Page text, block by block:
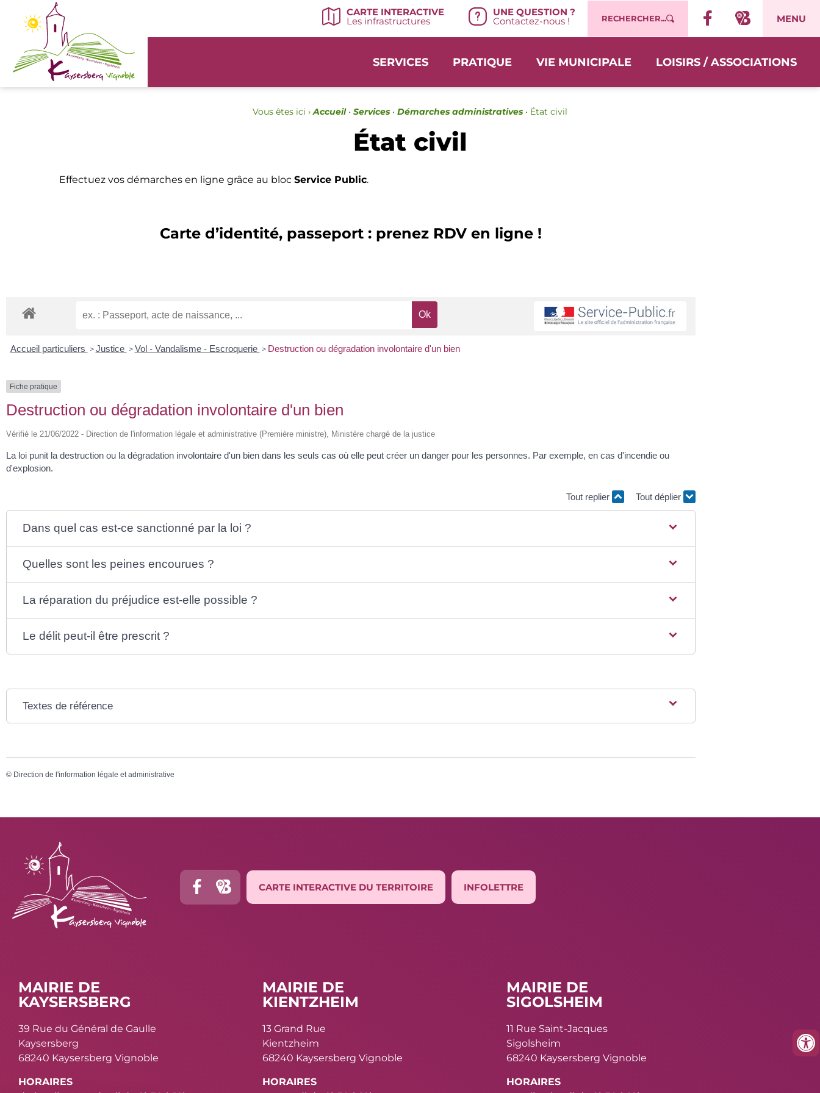
CARTE INTERACTIVE
Les infrastructures
UNE QUESTION ?
Contactez-nous ! RECHERCHER... MENU
SERVICES PRATIQUE VIE MUNICIPALE LOISIRS / ASSOCIATIONS
Vous êtes ici › Accueil• Services • Démarches administratives • État civil
État civil
Effectuez vos démarches en ligne grâce au bloc Service Public.
Carte d’identité, passeport : prenez RDV en ligne !
Accueil particuliers > Justice > Vol - Vandalisme - Escroquerie > Destruction ou dégradation involontaire d'un bien
Fiche pratique
Destruction ou dégradation involontaire d'un bien
Vérifié le 21/06/2022 - Direction de l'information légale et administrative (Première ministre), Ministère chargé de la justice
La loi punit la destruction ou la dégradation involontaire d'un bien dans les seuls cas où elle peut créer un danger pour les personnes. Par exemple, en cas d'incendie ou
d'explosion.
Tout replier Tout déplier
Dans quel cas est-ce sanctionné par la loi ?
Quelles sont les peines encourues ?
La réparation du préjudice est-elle possible ?
Le délit peut-il être prescrit ?
Textes de référence
© Direction de l'information légale et administrative
CARTE INTERACTIVE DU TERRITOIRE INFOLETTRE
MAIRIE DE
KAYSERSBERG
39 Rue du Général de Gaulle
Kaysersberg
68240 Kaysersberg Vignoble
HORAIRES
MAIRIE DE
KIENTZHEIM
13 Grand Rue
Kientzheim
68240 Kaysersberg Vignoble
HORAIRES
MAIRIE DE
SIGOLSHEIM
11 Rue Saint-Jacques
Sigolsheim
68240 Kaysersberg Vignoble
HORAIRES
Panneau de gestion des cookies